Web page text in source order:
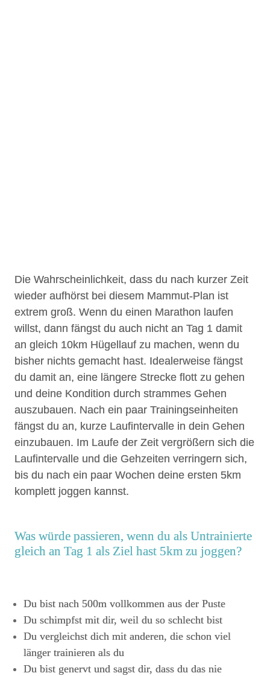
Die Wahrscheinlichkeit, dass du nach kurzer Zeit
wieder aufhörst bei diesem Mammut-Plan ist
extrem groß. Wenn du einen Marathon laufen
willst, dann fängst du auch nicht an Tag 1 damit
an gleich 10km Hügellauf zu machen, wenn du
bisher nichts gemacht hast. Idealerweise fängst
du damit an, eine längere Strecke flott zu gehen
und deine Kondition durch strammes Gehen
auszubauen. Nach ein paar Trainingseinheiten
fängst du an, kurze Laufintervalle in dein Gehen
einzubauen. Im Laufe der Zeit vergrößern sich die
Laufintervalle und die Gehzeiten verringern sich,
bis du nach ein paar Wochen deine ersten 5km
komplett joggen kannst.
Was würde passieren, wenn du als Untrainierte
gleich an Tag 1 als Ziel hast 5km zu joggen?
Du bist nach 500m vollkommen aus der Puste
Du schimpfst mit dir, weil du so schlecht bist
Du vergleichst dich mit anderen, die schon viel
länger trainieren als du
Du bist genervt und sagst dir, dass du das nie